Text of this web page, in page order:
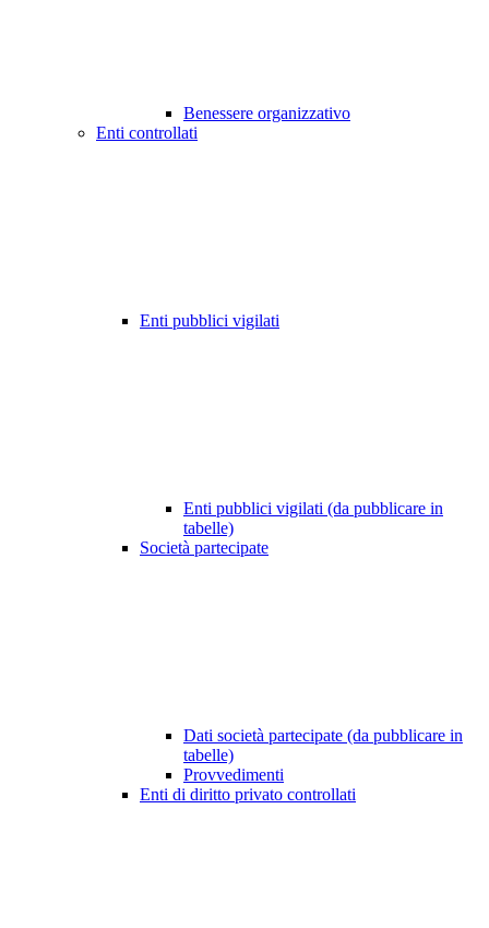
Benessere organizzativo
Enti controllati
Enti pubblici vigilati
Enti pubblici vigilati (da pubblicare in
tabelle)
Società partecipate
Dati società partecipate (da pubblicare in
tabelle)
Provvedimenti
Enti di diritto privato controllati